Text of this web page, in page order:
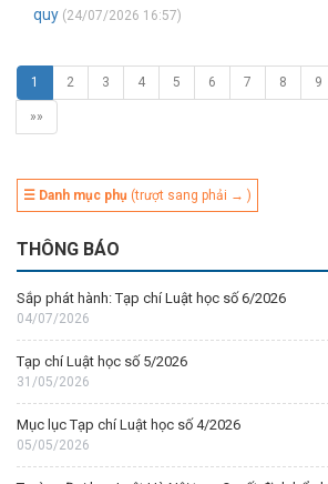
quy (24/07/2026 16:57)
1 2 3 4 5 6 7 8 9
»»
☰ Danh mục phụ (trượt sang phải → )
THÔNG BÁO
Sắp phát hành: Tạp chí Luật học số 6/2026
04/07/2026
Tạp chí Luật học số 5/2026
31/05/2026
Mục lục Tạp chí Luật học số 4/2026
05/05/2026